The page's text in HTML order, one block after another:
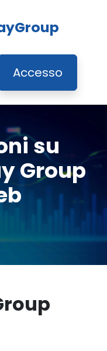
Accesso
su
Group